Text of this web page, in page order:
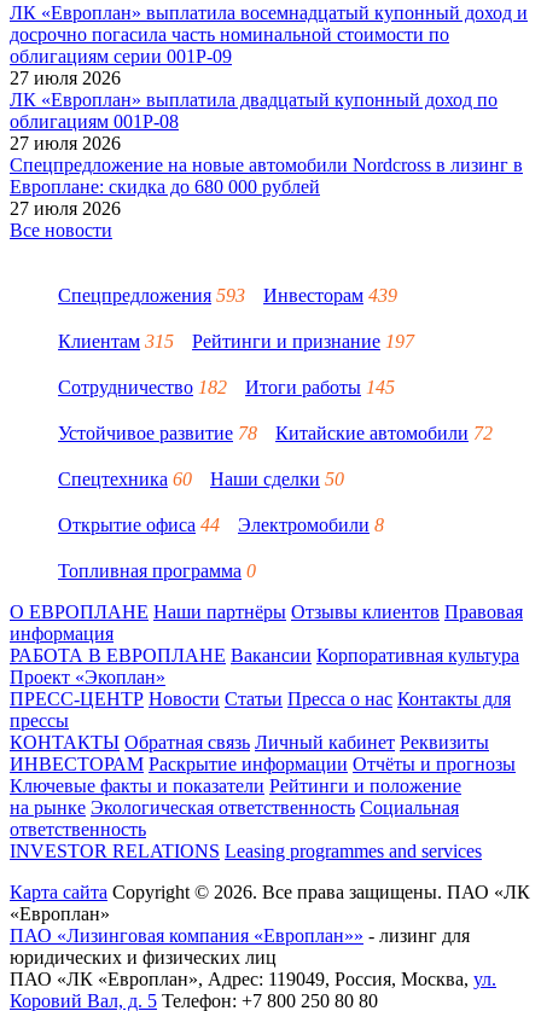
ЛК «Европлан» выплатила восемнадцатый купонный доход и
досрочно погасила часть номинальной стоимости по
облигациям серии 001Р-09
27 июля 2026
ЛК «Европлан» выплатила двадцатый купонный доход по
облигациям 001Р-08
27 июля 2026
Спецпредложение на новые автомобили Nordcross в лизинг в
Европлане: скидка до 680 000 рублей
27 июля 2026
Все новости
Спецпредложения 593 Инвесторам 439
Клиентам 315 Рейтинги и признание 197
Сотрудничество 182 Итоги работы 145
Устойчивое развитие 78 Китайские автомобили 72
Спецтехника 60 Наши сделки 50
Открытие офиса 44 Электромобили 8
Топливная программа 0
О ЕВРОПЛАНЕ Наши партнёры Отзывы клиентов Правовая
информация
РАБОТА В ЕВРОПЛАНЕ Вакансии Корпоративная культура
Проект «Экоплан»
ПРЕСС-ЦЕНТР Новости Статьи Пресса о нас Контакты для
прессы
КОНТАКТЫ Обратная связь Личный кабинет Реквизиты
ИНВЕСТОРАМ Раскрытие информации Отчёты и прогнозы
Ключевые факты и показатели Рейтинги и положение
на рынке Экологическая ответственность Социальная
ответственность
INVESTOR RELATIONS Leasing programmes and services
Карта сайта Copyright © 2026. Все права защищены. ПАО «ЛК
«Европлан»
ПАО «Лизинговая компания «Европлан»» - лизинг для
юридических и физических лиц
ПАО «ЛК «Европлан», Адрес: 119049, Россия, Москва, ул.
Коровий Вал, д. 5 Телефон: +7 800 250 80 80